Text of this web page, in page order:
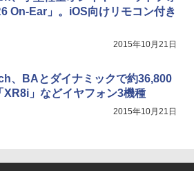
On-Ear」。iOS向けリモコン付き
2015年10月21日
、BAとダイナミックで約36,800
XR8i」などイヤフォン3機種
2015年10月21日